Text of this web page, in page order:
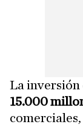
La inversión
15.000